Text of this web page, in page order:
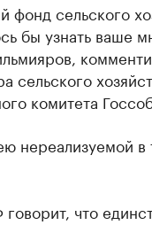
фонд сельского
бы узнать ваше
сельского
комитета
нереализуемой
что